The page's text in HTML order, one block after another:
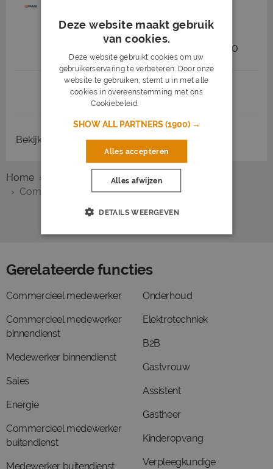
RAAAK Personeel. Sliedrecht (23 km)
MBO
1 2 3 Volgende >
Bekijk recent gesloten vacatures
Home Overzicht vacatures
Rotterdam
Commercieel medewerker
Gerelateerde functies
Commercieel medewerker
Commercieel medewerker
binnendienst
Medewerker binnendienst
Sales
Energie
Commercieel medewerker
buitendienst
Medewerker buitendienst
Onderhoud
Elektrotechniek
B2B
Gastvrouw
Assistent
Gastheer
Kinderopvang
Verpleegkundige
Deze website maakt gebruik
van cookies.
Deze website gebruikt cookies om uw
gebruikerservaring te verbeteren. Door onze
website te gebruiken, stemt u in met alle
cookies in overeenstemming met ons
Cookiebeleid.
SHOW ALL PARTNERS(1900) →
Alles accepteren
Alles afwijzen
DETAILS WEERGEVEN